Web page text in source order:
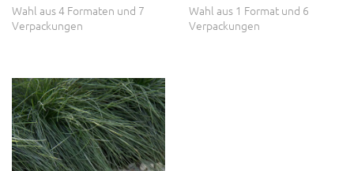
Wahl aus 4 Formaten und 7
Verpackungen
Wahl aus 1 Format und 6
Verpackungen